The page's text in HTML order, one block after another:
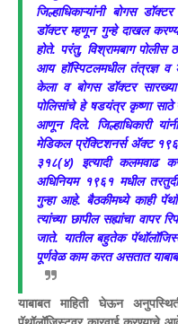
जिल्हाधिकाऱ्यांनी बोगस
डॉक्टर म्हणून गुन्हे दाखल
होते. परंतु, विश्रामबाग पोलीस
आय हॉस्पिटलमधील तंत्रज्ञ व
केला व बोगस डॉक्टर सारख्या
पोलिसांचे हे षडयंत्र कृष्णा साठे
आणून दिले. जिल्हाधिकारी
मेडिकल प्रॅक्टिशनर्स ॲक्ट
३१८(४) इत्यादी कलमवाढ
अधिनियम १९६१ मधील
गुन्हा आहे. बैठकीमध्ये काही
त्यांच्या छापील सह्यांचा वापर
जाते. यातील बहुतेक
पूर्णवेळ काम करत असतात
याबाबत माहिती घेऊन